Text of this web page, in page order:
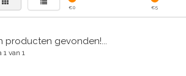
€0 €5
producten gevonden!...
1 van 1